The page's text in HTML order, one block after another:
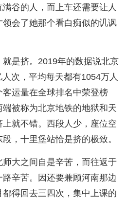
谷的人，而上车还需要让人
会了她那个看白痴似的讥讽
是挤。2019年的数据说北京
次，平均每天都有1054万人
运量在全球排名中荣登榜
被称为北京地铁的地狱和天
就不错。西段人少，座位空
，十里堡站恰是挤的极致。
大之间自是辛苦，而往返于
辛苦。因还要兼顾河南那边
得回去三四次，集中上课的